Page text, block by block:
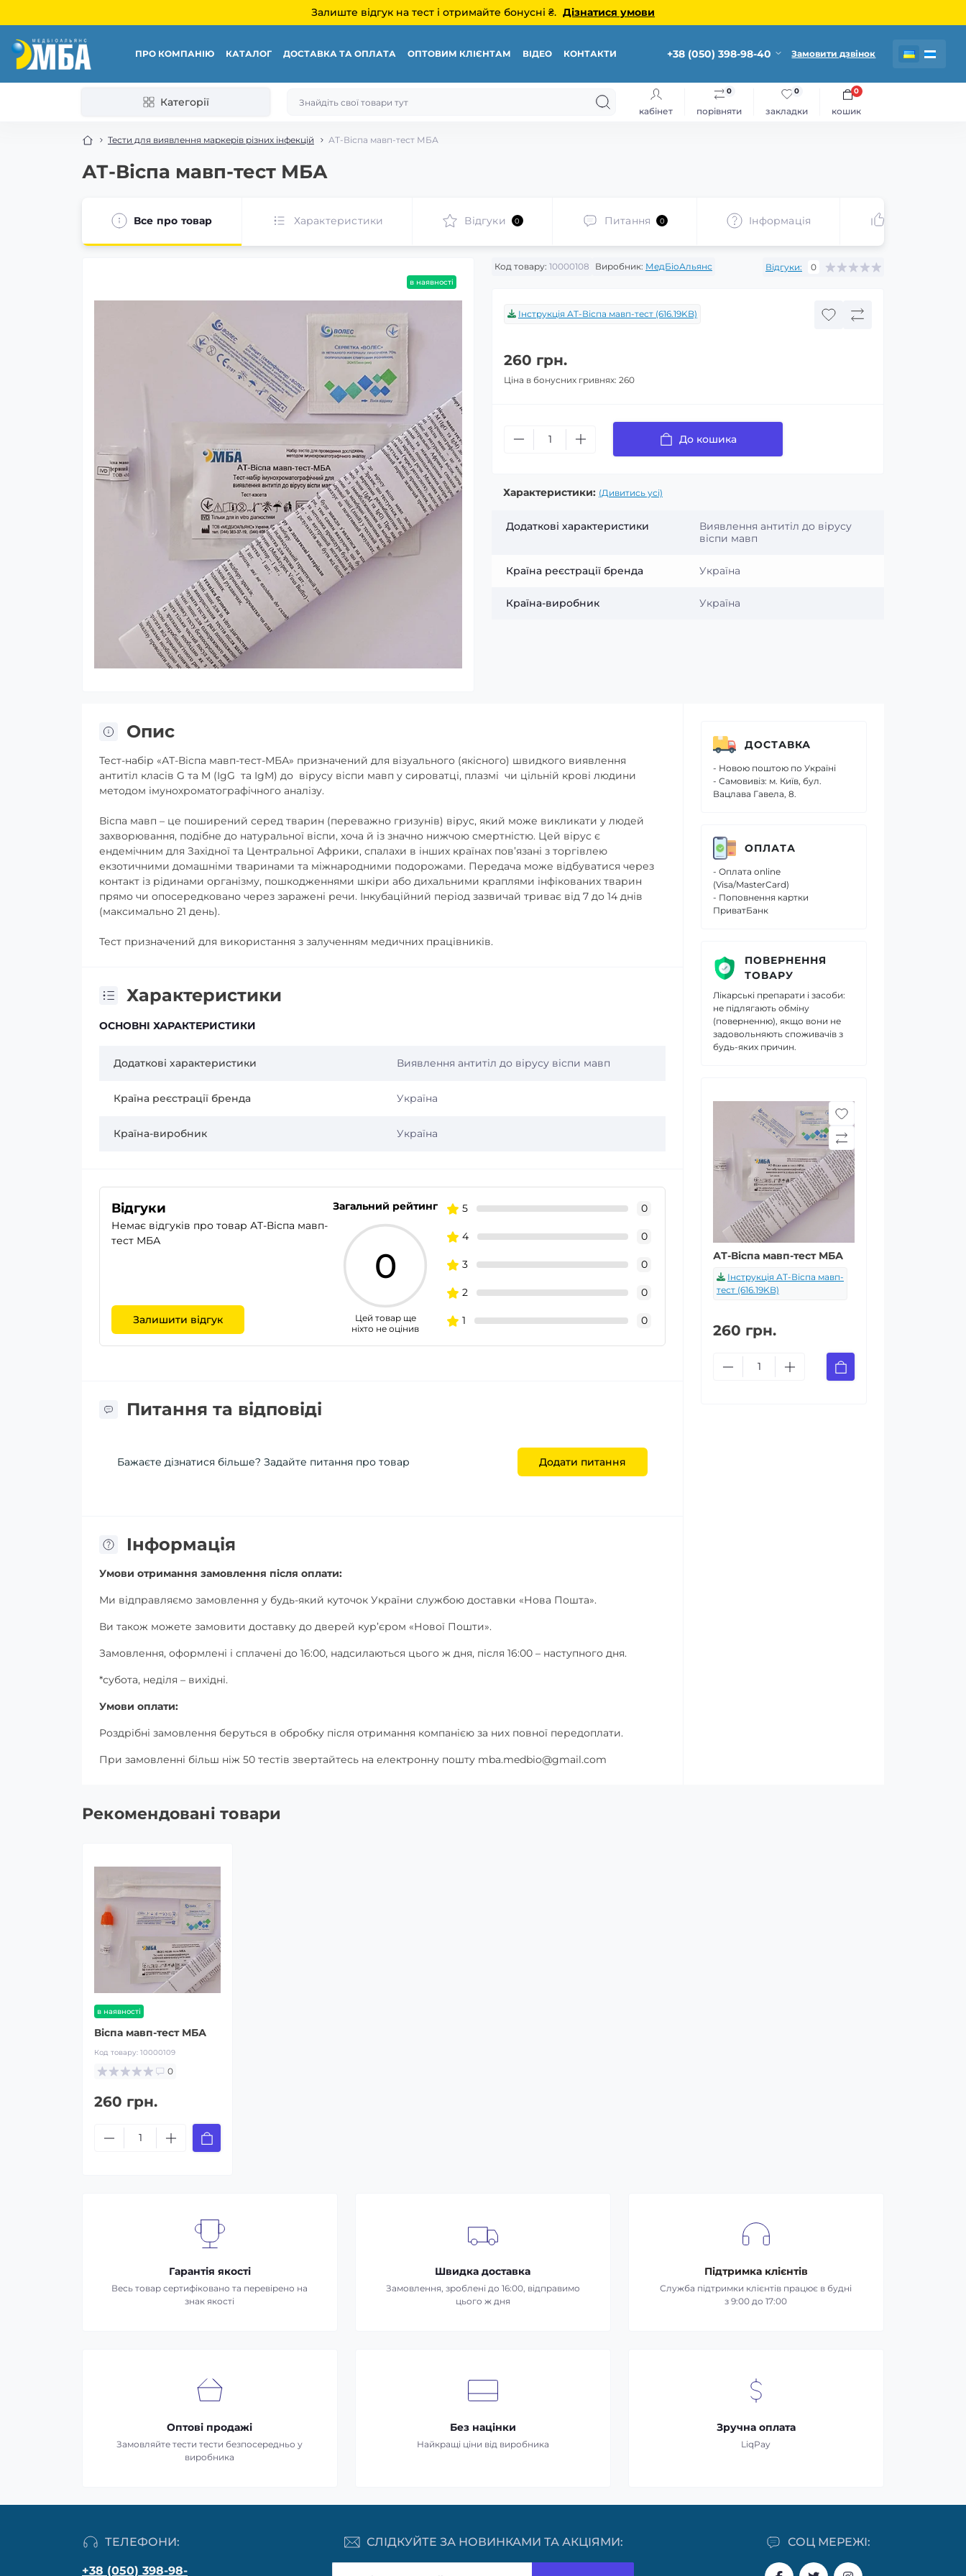
Залиште відгук на тест і отримайте бонусні ₴. Дізнатися умови
ПРО КОМПАНІЮ КАТАЛОГ ДОСТАВКА ТА ОПЛАТА ОПТОВИМ КЛІЄНТАМ ВІДЕО КОНТАКТИ +38 (050) 398-98-40 Замовити дзвінок
Категорії
кабінет порівняти
0
закладки
0
кошик
0
Тести для виявлення маркерів різних інфекцій АТ-Віспа мавп-тест МБА
АТ-Віспа мавп-тест МБА
Все про товар Характеристики Відгуки 0 Питання 0 Iнформація
в наявності
Код товару: 10000108 Виробник: МедБіоАльянс Відгуки: 0
Інструкція АТ-Віспа мавп-тест (616.19KB)
260 грн.
Ціна в бонусних гривнях: 260
До кошика
Характеристики: (Дивитись усі)
Додаткові характеристики
Виявлення антитіл до вірусу
віспи мавп
Країна реєстрації бренда Україна
Країна-виробник Україна
Опис
Тест-набір «АТ-Віспа мавп-тест-МБА» призначений для візуального (якісного) швидкого виявлення
антитіл класів G та M (IgG та IgM) до вірусу віспи мавп у сироватці, плазмі чи цільній крові людини
методом імунохроматографічного аналізу.
Віспа мавп – це поширений серед тварин (переважно гризунів) вірус, який може викликати у людей
захворювання, подібне до натуральної віспи, хоча й із значно нижчою смертністю. Цей вірус є
ендемічним для Західної та Центральної Африки, спалахи в інших країнах пов’язані з торгівлею
екзотичними домашніми тваринами та міжнародними подорожами. Передача може відбуватися через
контакт із рідинами організму, пошкодженнями шкіри або дихальними краплями інфікованих тварин
прямо чи опосередковано через заражені речи. Інкубаційний період зазвичай триває від 7 до 14 днів
(максимально 21 день).
Тест призначений для використання з залученням медичних працівників.
Характеристики
ОСНОВНІ ХАРАКТЕРИСТИКИ
Додаткові характеристики Виявлення антитіл до вірусу віспи мавп
Країна реєстрації бренда Україна
Країна-виробник Україна
Відгуки
Немає відгуків про товар АТ-Віспа мавп-
тест МБА
Залишити відгук
Загальний рейтинг
0
Цей товар ще
ніхто не оцінив
5 0
4 0
3 0
2 0
1 0
Питання та відповіді
Бажаєте дізнатися більше? Задайте питання про товар Додати питання
Iнформація
Умови отримання замовлення після оплати:
Ми відправляємо замовлення у будь-який куточок України службою доставки «Нова Пошта».
Ви також можете замовити доставку до дверей кур’єром «Нової Пошти».
Замовлення, оформлені і сплачені до 16:00, надсилаються цього ж дня, після 16:00 – наступного дня.
*субота, неділя – вихідні.
Умови оплати:
Роздрібні замовлення беруться в обробку після отримання компанією за них повної передоплати.
При замовленні більш ніж 50 тестів звертайтесь на електронну пошту mba.medbio@gmail.com
ДОСТАВКА
- Новою поштою по Україні
- Самовивіз: м. Київ, бул.
Вацлава Гавела, 8.
ОПЛАТА
- Оплата online
(Visa/MasterCard)
- Поповнення картки
ПриватБанк
ПОВЕРНЕННЯ
ТОВАРУ
Лікарські препарати і засоби:
не підлягають обміну
(поверненню), якщо вони не
задовольняють споживачів з
будь-яких причин.
АТ-Віспа мавп-тест МБА
Інструкція АТ-Віспа мавп-
тест (616.19KB)
260 грн.
Рекомендовані товари
в наявності
Віспа мавп-тест МБА
Код товару: 10000109
0
260 грн.
Гарантія якості
Весь товар сертифіковано та перевірено на
знак якості
Швидка доставка
Замовлення, зроблені до 16:00, відправимо
цього ж дня
Підтримка клієнтів
Служба підтримки клієнтів працює в будні
з 9:00 до 17:00
Оптові продажі
Замовляйте тести тести безпосередньо у
виробника
Без націнки
Найкращі ціни від виробника
Зручна оплата
LiqPay
ТЕЛЕФОНИ:
+38 (050) 398-98-
СОЦ МЕРЕЖІ:
СЛІДКУЙТЕ ЗА НОВИНКАМИ ТА АКЦІЯМИ: